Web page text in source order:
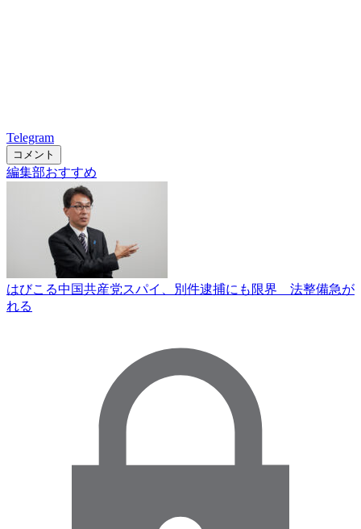
Telegram
コメント
編集部おすすめ
はびこる中国共産党スパイ、別件逮捕にも限界 法整備急が
れる